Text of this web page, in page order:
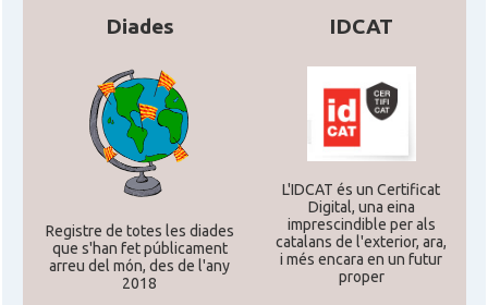
Diades
Registre de totes les diades
que s'han fet públicament
arreu del món, des de l'any
2018
IDCAT
L'IDCAT és un Certificat
Digital, una eina
imprescindible per als
catalans de l'exterior, ara,
i més encara en un futur
proper